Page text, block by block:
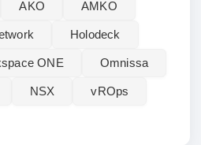
AKO AMKO
Holodeck
ONE Omnissa
NSX vROps